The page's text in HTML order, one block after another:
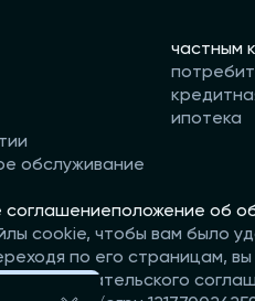
обслуживание
частным
ипотека
соглашениеположение об
cookie, чтобы вам было
по его страницам,
пользовательского